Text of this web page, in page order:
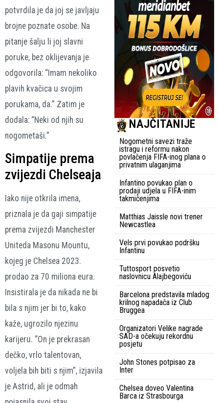
potvrdila je da joj se javljaju
brojne poznate osobe. Na
pitanje šalju li joj slavni
poruke, bez oklijevanja je
odgovorila: “Imam nekoliko
plavih kvačica u svojim
porukama, da.” Zatim je
dodala: “Neki od njih su
nogometaši.”
Simpatije prema
zvijezdi Chelseaja
Iako nije otkrila imena,
priznala je da gaji simpatije
prema zvijezdi Manchester
Uniteda Masonu Mountu,
kojeg je Chelsea 2023.
prodao za 70 miliona eura.
Insistirala je da nikada ne bi
bila s njim jer bi to, kako
kaže, ugrozilo njezinu
karijeru. “On je prekrasan
dečko, vrlo talentovan,
voljela bih biti s njim”, izjavila
je Astrid, ali je odmah
NAJČITANIJE
Nogometni savezi traže
istragu i reformu nakon
povlačenja FIFA-inog plana o
privatnim ulaganjima
Infantino povukao plan o
prodaji udjela u FIFA-inim
takmičenjima
Matthias Jaissle novi trener
Newcastlea
Vels prvi povukao podršku
Infantinu
Tuttosport posvetio
naslovnicu Alajbegoviću
Barcelona predstavila mladog
krilnog napadača iz Club
Bruggea
Organizatori Velike nagrade
SAD-a očekuju rekordnu
posjetu
John Stones potpisao za
Inter
Chelsea doveo Valentina
Barca iz Strasbourga